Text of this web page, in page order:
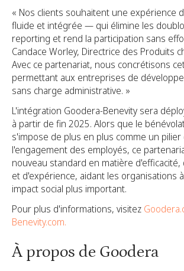
« Nos clients souhaitent une expérience
fluide et intégrée — qui élimine les
reporting et rend la participation sans
Candace Worley, Directrice des Produits
Avec ce partenariat, nous concrétisons
permettant aux entreprises de
sans charge administrative. »
L'intégration Goodera-Benevity sera
à partir de fin 2025. Alors que le
s'impose de plus en plus comme un pilier
l'engagement des employés, ce
nouveau standard en matière d'efficacité,
et d'expérience, aidant les organisations
impact social plus important.
Pour plus d'informations, visitez
Benevity.com.
À propos de Goodera